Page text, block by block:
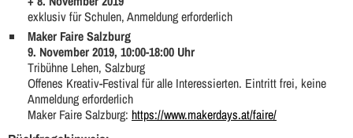
exklusiv für Schulen, Anmeldung erforderlich
Maker Faire Salzburg
9. November 2019, 10:00-18:00 Uhr
Tribühne Lehen, Salzburg
Offenes Kreativ-Festival für alle Interessierten. Eintritt frei, keine
Anmeldung erforderlich
Maker Faire Salzburg: https://www.makerdays.at/faire/